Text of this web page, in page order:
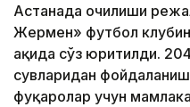
Астанада очилиши
Жермен» футбол
ҳақида сўз юритилди.
сувларидан
фуқаролар учун